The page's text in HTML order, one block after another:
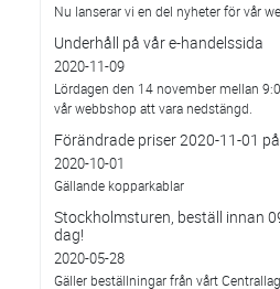
Nu lanserar vi en del nyheter för vår
Underhåll på vår e-handelssida
2020-11-09
Lördagen den 14 november mellan
vår webbshop att vara nedstängd.
Förändrade priser 2020-11-01
2020-10-01
Gällande kopparkablar
Stockholmsturen, beställ innan
dag!
2020-05-28
Gäller beställningar från vårt